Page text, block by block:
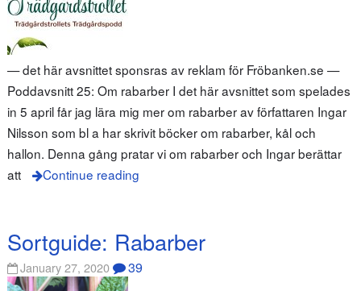
— det här avsnittet sponsras av reklam för Fröbanken.se —
Poddavsnitt 25: Om rabarber I det här avsnittet som spelades
in 5 april får jag lära mig mer om rabarber av författaren Ingar
Nilsson som bl a har skrivit böcker om rabarber, kål och
hallon. Denna gång pratar vi om rabarber och Ingar berättar
att
Continue reading
Sortguide: Rabarber
January 27, 2020 39